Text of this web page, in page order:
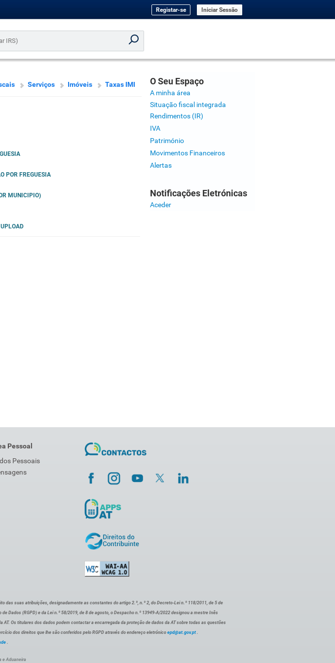
Registar-se Iniciar Sessão
Serviços Imóveis Taxas IMI
POR FREGUESIA
MUNICIPIO)
O Seu Espaço
A minha área
Situação fiscal integrada
Rendimentos (IR)
IVA
Património
Movimentos Financeiros
Alertas
Notificações Eletrónicas
Aceder
Pessoal
Pessoais
das suas atribuições, designadamente as constantes do artigo 2.º, n.º 2, do Decreto-Lei n.º 118/2011, de 5 de
Dados (RGPD) e da Lei n.º 58/2019, de 8 de agosto, o Despacho n.º 13949-A/2022 designou a mestre Inês
AT. Os titulares dos dados podem contactar a encarregada da proteção de dados da AT sobre todas as questões
dos direitos que lhe são conferidos pelo RGPD através do endereço eletrónico epd@at.gov.pt .
.
e Aduaneira